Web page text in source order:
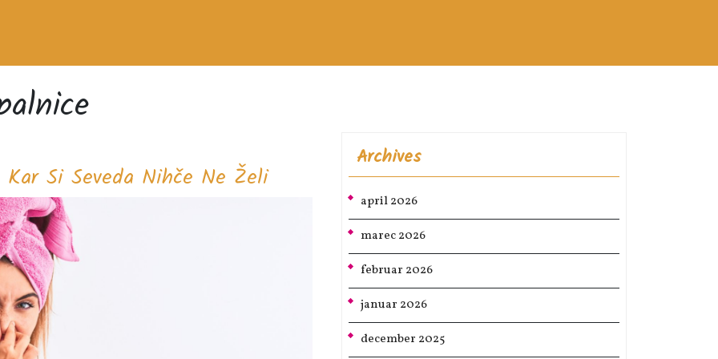
Si Seveda Nihče Ne ŽeliSmrad
Kopalnici
Archives
april 2026
marec 2026
februar 2026
januar 2026
december 2025